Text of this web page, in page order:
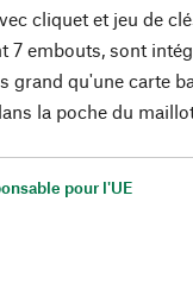
cliquet et jeu de
7 embouts, sont
grand qu'une carte
la poche du
pour l'UE